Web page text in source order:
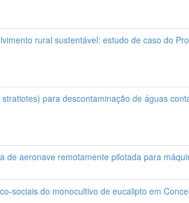
rural sustentável: estudo de caso do
stratiotes) para descontaminação de águas
de aeronave remotamente pilotada para
sociais do monocultivo de eucalipto em